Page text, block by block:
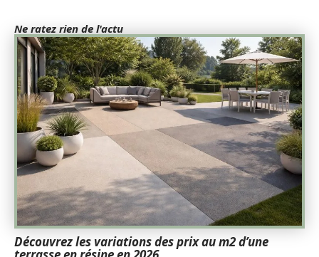
Ne ratez rien de l'actu
Découvrez les variations des prix au m2 d’une